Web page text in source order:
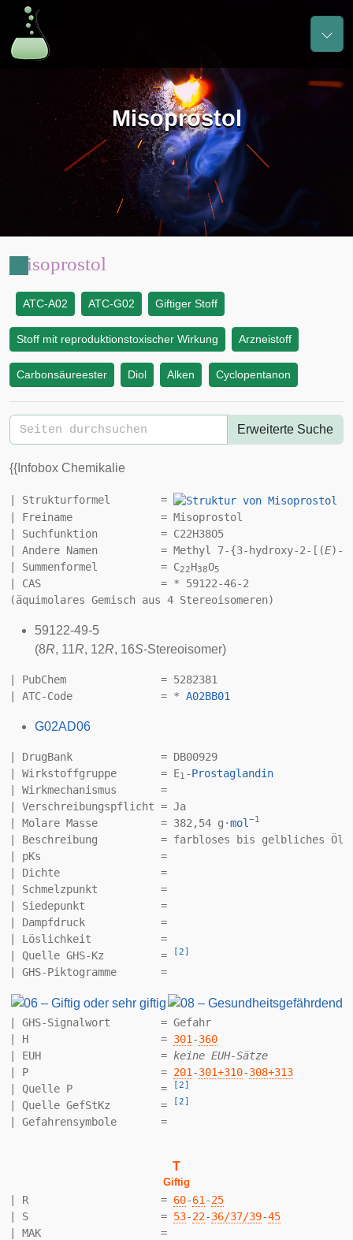
Misoprostol
Misoprostol
ATC-A02 ATC-G02 Giftiger Stoff
Stoff mit reproduktionstoxischer Wirkung Arzneistoff
Carbonsäureester Diol Alken Cyclopentanon
Erweiterte Suche
{{Infobox Chemikalie
| Strukturformel        =
| Freiname              = Misoprostol
| Suchfunktion          = C22H38O5
| Andere Namen          = Methyl 7-{3-hydroxy-2-[(E)-
| Summenformel          = C22H38O5
| CAS                   = * 59122-46-2
59122-49-5
(8R, 11R, 12R, 16S-Stereoisomer)
| PubChem               = 5282381
| ATC-Code              = * A02BB01
G02AD06
| DrugBank              = DB00929
| Wirkstoffgruppe       = E1 -Prostaglandin
| Wirkmechanismus       =
| Verschreibungspflicht = Ja
| Molare Masse          = 382,54 g·mol −1
| Beschreibung          = farbloses bis gelbliches Öl,
| pKs                   =
| Dichte                =
| Schmelzpunkt          =
| Siedepunkt            =
| Dampfdruck            =
| Löslichkeit           =
| Quelle GHS-Kz         =
2
| GHS-Signalwort        = Gefahr
| H                     = 301 -360
| EUH                   = keine EUH-Sätze
| P                     = 201 -​301+310-​308+313
| Quelle P              =
2
| Quelle GefStKz        = 2
T
Giftig
| R                     = 60-61 -25
| S                     = 53-22-36/37/39-45
| MAK                   =